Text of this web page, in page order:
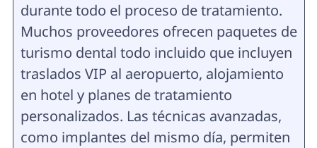
durante todo el proceso de tratamiento.
Muchos proveedores ofrecen paquetes de
turismo dental todo incluido que incluyen
traslados VIP al aeropuerto, alojamiento
en hotel y planes de tratamiento
personalizados. Las técnicas avanzadas,
como implantes del mismo día, permiten